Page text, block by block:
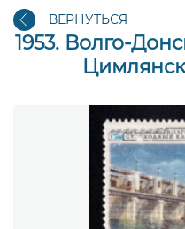
ВЕРНУТЬСЯ
1953. Волго-